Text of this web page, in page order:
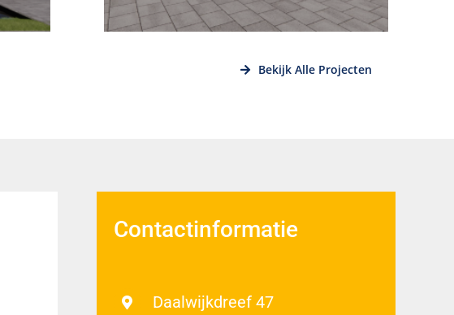
Bekijk Alle Projecten
Contactinformatie
Daalwijkdreef 47